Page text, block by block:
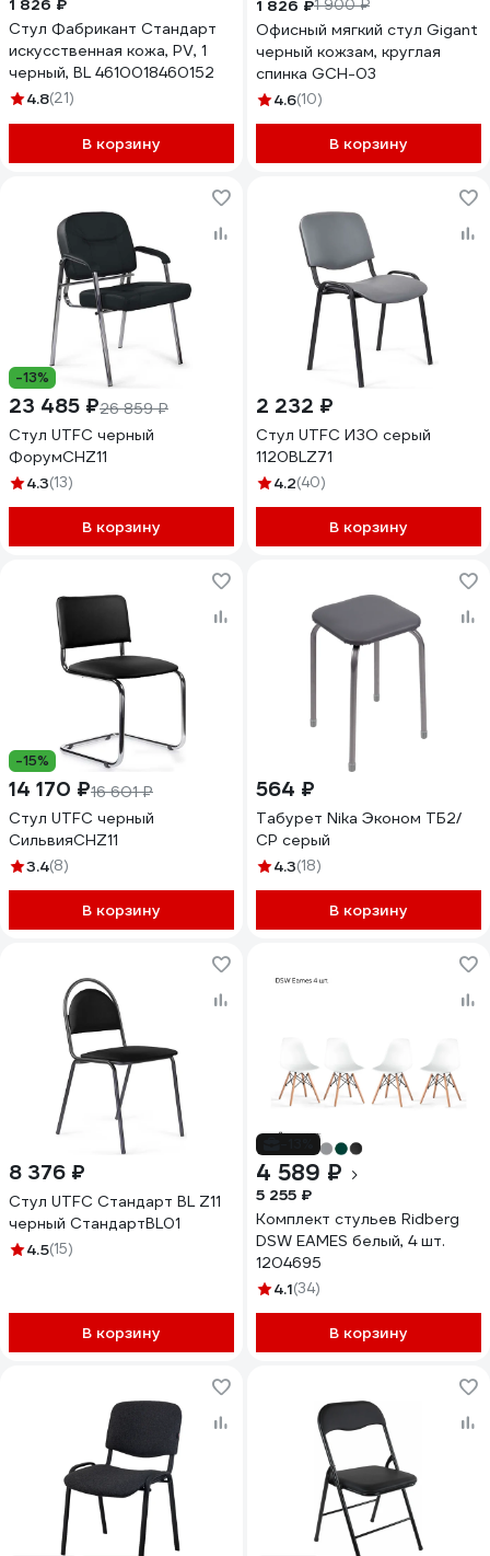
1 826 ₽
Стул Фабрикант Стандарт
искусственная кожа, PV, 1
черный, BL 4610018460152
4.8(21)
В корзину
1 826 ₽1 900 ₽
Офисный мягкий стул Gigant
черный кожзам, круглая
спинка GCH-03
4.6(10)
В корзину
-13%
23 485 ₽26 859 ₽
Стул UTFC черный
ФорумСНZ11
4.3(13)
В корзину
2 232 ₽
Стул UTFC ИЗО серый
1120BLZ71
4.2(40)
В корзину
-15%
14 170 ₽16 601 ₽
Стул UTFC черный
СильвияСНZ11
3.4(8)
В корзину
564 ₽
Табурет Nika Эконом ТБ2/
СР серый
4.3(18)
В корзину
8 376 ₽
Стул UTFC Стандарт BL Z11
черный СтандартBL01
4.5(15)
В корзину
4 589 ₽
5 255 ₽
Комплект стульев Ridberg
DSW EAMES белый, 4 шт.
1204695
4.1(34)
В корзину